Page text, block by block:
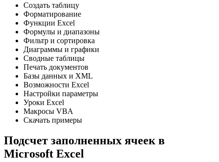
Создать таблицу
Форматирование
Функции Excel
Формулы и диапазоны
Фильтр и сортировка
Диаграммы и графики
Сводные таблицы
Печать документов
Базы данных и XML
Возможности Excel
Настройки параметры
Уроки Excel
Макросы VBA
Скачать примеры
Подсчет заполненных ячеек в
Microsoft Excel